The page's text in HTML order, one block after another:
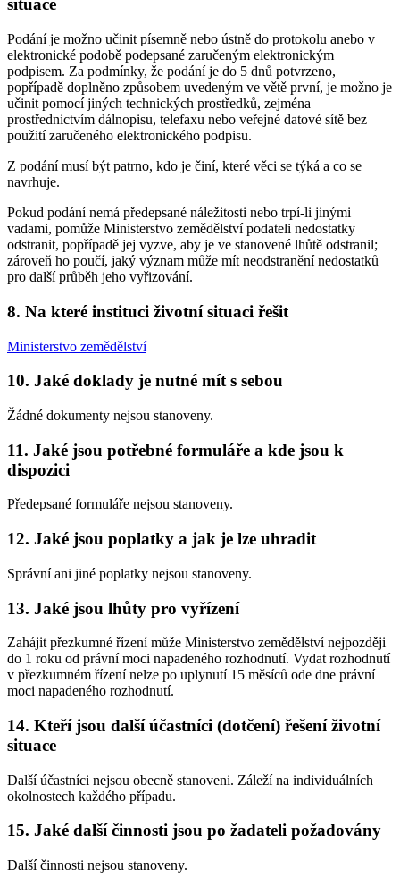
situace
Podání je možno učinit písemně nebo ústně do protokolu anebo v
elektronické podobě podepsané zaručeným elektronickým
podpisem. Za podmínky, že podání je do 5 dnů potvrzeno,
popřípadě doplněno způsobem uvedeným ve větě první, je možno je
učinit pomocí jiných technických prostředků, zejména
prostřednictvím dálnopisu, telefaxu nebo veřejné datové sítě bez
použití zaručeného elektronického podpisu.
Z podání musí být patrno, kdo je činí, které věci se týká a co se
navrhuje.
Pokud podání nemá předepsané náležitosti nebo trpí-li jinými
vadami, pomůže Ministerstvo zemědělství podateli nedostatky
odstranit, popřípadě jej vyzve, aby je ve stanovené lhůtě odstranil;
zároveň ho poučí, jaký význam může mít neodstranění nedostatků
pro další průběh jeho vyřizování.
8. Na které instituci životní situaci řešit
Ministerstvo zemědělství
10. Jaké doklady je nutné mít s sebou
Žádné dokumenty nejsou stanoveny.
11. Jaké jsou potřebné formuláře a kde jsou k
dispozici
Předepsané formuláře nejsou stanoveny.
12. Jaké jsou poplatky a jak je lze uhradit
Správní ani jiné poplatky nejsou stanoveny.
13. Jaké jsou lhůty pro vyřízení
Zahájit přezkumné řízení může Ministerstvo zemědělství nejpozději
do 1 roku od právní moci napadeného rozhodnutí. Vydat rozhodnutí
v přezkumném řízení nelze po uplynutí 15 měsíců ode dne právní
moci napadeného rozhodnutí.
14. Kteří jsou další účastníci (dotčení) řešení životní
situace
Další účastníci nejsou obecně stanoveni. Záleží na individuálních
okolnostech každého případu.
15. Jaké další činnosti jsou po žadateli požadovány
Další činnosti nejsou stanoveny.